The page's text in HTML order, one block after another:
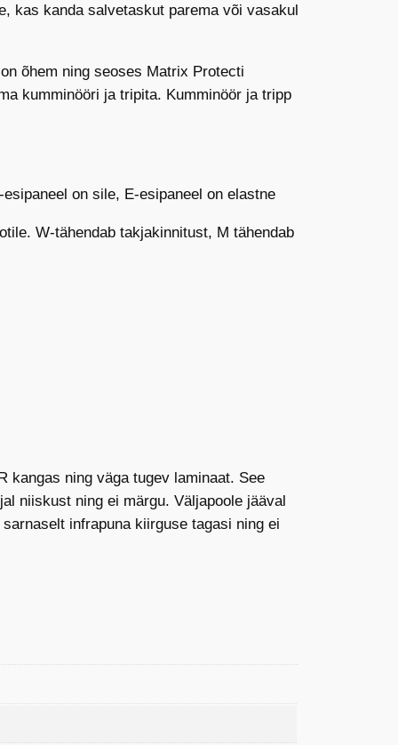
kas kanda salvetaskut parema või vasakul
õhem ning seoses Matrix Protecti
kumminööri ja tripita. Kumminöör ja tripp
on sile, E-esipaneel on elastne
W-tähendab takjakinnitust, M tähendab
kangas ning väga tugev laminaat. See
niiskust ning ei märgu. Väljapoole jääval
infrapuna kiirguse tagasi ning ei